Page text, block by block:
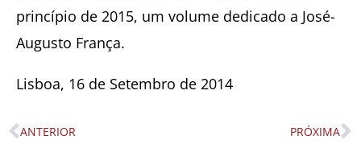
princípio de 2015, um volume dedicado a José-
Augusto França.
Lisboa, 16 de Setembro de 2014
ANTERIOR PRÓXIMA